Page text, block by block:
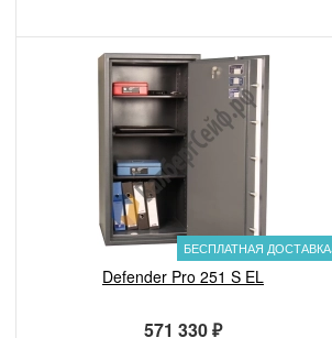
БЕСПЛАТНАЯ ДОСТАВКА
Defender Pro 251 S EL
571 330 ₽